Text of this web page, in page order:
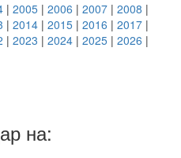
| 2005 | 2006 | 2007 | 2008 |
| 2014 | 2015 | 2016 | 2017 |
| 2023 | 2024 | 2025 | 2026 |
на: